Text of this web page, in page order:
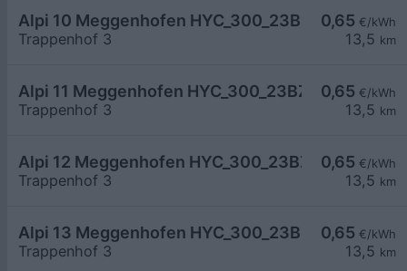
0,65 €/kWh
13,5 km
Alpi 10 Meggenhofen HYC_300_23BZ3607E
Trappenhof 3
0,65 €/kWh
13,5 km
Alpi 11 Meggenhofen HYC_300_23BZ3606E
Trappenhof 3
0,65 €/kWh
13,5 km
Alpi 12 Meggenhofen HYC_300_23BZ3605E
Trappenhof 3
0,65 €/kWh
13,5 km
Alpi 13 Meggenhofen HYC_300_23BZ3610E
Trappenhof 3